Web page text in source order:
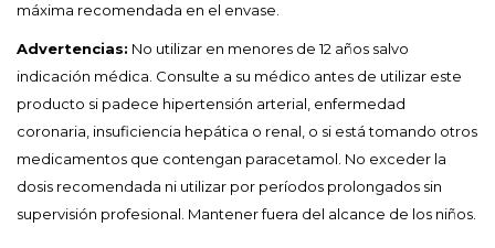
máxima recomendada en el envase.
Advertencias: No utilizar en menores de 12 años salvo
indicación médica. Consulte a su médico antes de utilizar este
producto si padece hipertensión arterial, enfermedad
coronaria, insuficiencia hepática o renal, o si está tomando otros
medicamentos que contengan paracetamol. No exceder la
dosis recomendada ni utilizar por períodos prolongados sin
supervisión profesional. Mantener fuera del alcance de los niños.